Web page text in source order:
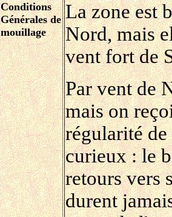
Conditions
Générales de
mouillage
La zone est
Nord, mais
vent fort de
Par vent de
mais on
régularité
curieux : le
retours vers
durent